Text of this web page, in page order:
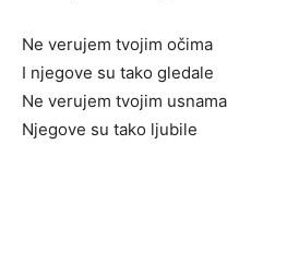
Ne verujem tvojim očima
I njegove su tako gledale
Ne verujem tvojim usnama
Njegove su tako ljubile